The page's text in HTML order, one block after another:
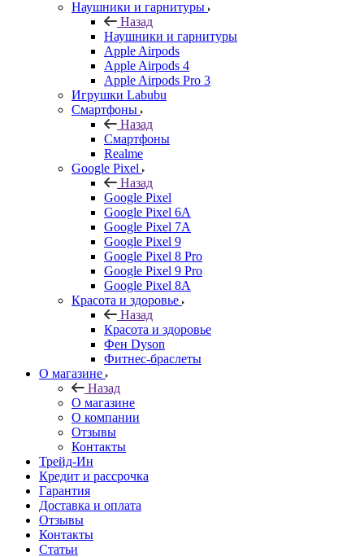
Наушники и гарнитуры
Назад
Наушники и гарнитуры
Apple Airpods
Apple Airpods 4
Apple Airpods Pro 3
Игрушки Labubu
Смартфоны
Назад
Смартфоны
Realme
Google Pixel
Назад
Google Pixel
Google Pixel 6A
Google Pixel 7А
Google Pixel 9
Google Pixel 8 Pro
Google Pixel 9 Pro
Google Pixel 8A
Красота и здоровье
Назад
Красота и здоровье
Фен Dyson
Фитнес-браслеты
О магазине
Назад
О магазине
О компании
Отзывы
Контакты
Трейд-Ин
Кредит и рассрочка
Гарантия
Доставка и оплата
Отзывы
Контакты
Статьи